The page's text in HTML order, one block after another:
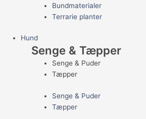
Bundmaterialer
Terrarie planter
Hund
Senge & Tæpper
Senge & Puder
Tæpper
Senge & Puder
Tæpper